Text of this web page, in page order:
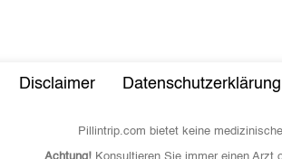
Disclaimer Datenschutzerklärung
Pillintrip.com bietet keine